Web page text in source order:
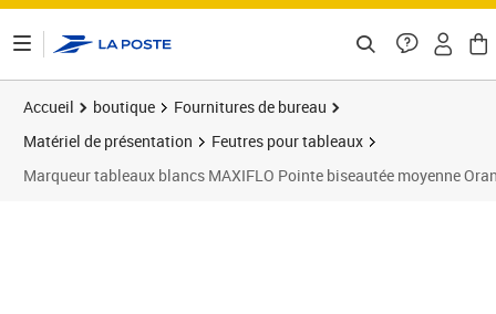
Accueil boutique
Fournitures de bureau
Matériel de présentation
Feutres pour tableaux
Marqueur tableaux blancs MAXIFLO Pointe biseautée moyenne